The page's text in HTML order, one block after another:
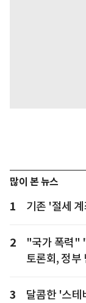
많이 본 뉴스
1 기존 '절세
2
"국가 폭력"
토론회, 정부
3
달콤한 '스테